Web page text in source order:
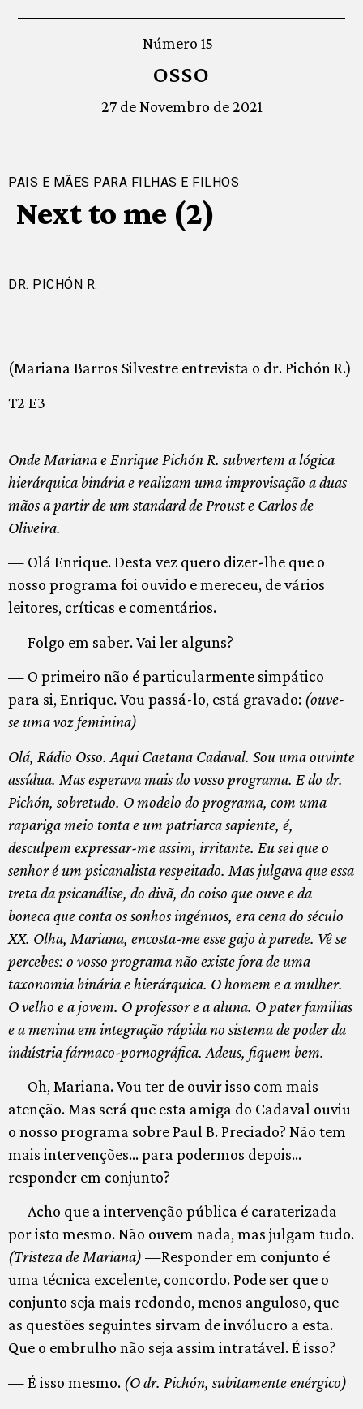
Número 15
OSSO
27 de Novembro de 2021
PAIS E MÃES PARA FILHAS E FILHOS
Next to me (2)
DR. PICHÓN R.
(Mariana Barros Silvestre entrevista o dr. Pichón R.)
T2 E3
Onde Mariana e Enrique Pichón R. subvertem a lógica
hierárquica binária e realizam uma improvisação a duas
mãos a partir de um standard de Proust e Carlos de
Oliveira.
— Olá Enrique. Desta vez quero dizer-lhe que o
nosso programa foi ouvido e mereceu, de vários
leitores, críticas e comentários.
— Folgo em saber. Vai ler alguns?
— O primeiro não é particularmente simpático
para si, Enrique. Vou passá-lo, está gravado: (ouve-
se uma voz feminina)
Olá, Rádio Osso. Aqui Caetana Cadaval. Sou uma ouvinte
assídua. Mas esperava mais do vosso programa. E do dr.
Pichón, sobretudo. O modelo do programa, com uma
rapariga meio tonta e um patriarca sapiente, é,
desculpem expressar-me assim, irritante. Eu sei que o
senhor é um psicanalista respeitado. Mas julgava que essa
treta da psicanálise, do divã, do coiso que ouve e da
boneca que conta os sonhos ingénuos, era cena do século
XX. Olha, Mariana, encosta-me esse gajo à parede. Vê se
percebes: o vosso programa não existe fora de uma
taxonomia binária e hierárquica. O homem e a mulher.
O velho e a jovem. O professor e a aluna. O pater familias
e a menina em integração rápida no sistema de poder da
indústria fármaco-pornográfica. Adeus, fiquem bem.
— Oh, Mariana. Vou ter de ouvir isso com mais
atenção. Mas será que esta amiga do Cadaval ouviu
o nosso programa sobre Paul B. Preciado? Não tem
mais intervenções… para podermos depois…
responder em conjunto?
— Acho que a intervenção pública é caraterizada
por isto mesmo. Não ouvem nada, mas julgam tudo.
(Tristeza de Mariana) —Responder em conjunto é
uma técnica excelente, concordo. Pode ser que o
conjunto seja mais redondo, menos anguloso, que
as questões seguintes sirvam de invólucro a esta.
Que o embrulho não seja assim intratável. É isso?
— É isso mesmo. (O dr. Pichón, subitamente enérgico)